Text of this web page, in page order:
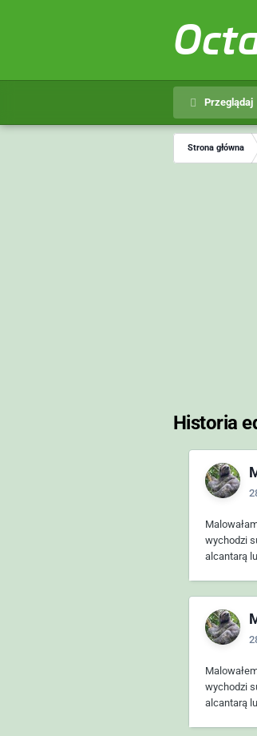
Przeglądaj
Strona główna
Historia
wychodzi
alcantarą
wychodzi
alcantarą